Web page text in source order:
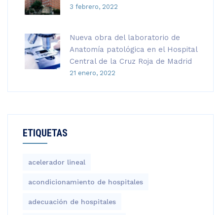
3 febrero, 2022
Nueva obra del laboratorio de
Anatomía patológica en el Hospital
Central de la Cruz Roja de Madrid
21 enero, 2022
ETIQUETAS
acelerador lineal
acondicionamiento de hospitales
adecuación de hospitales